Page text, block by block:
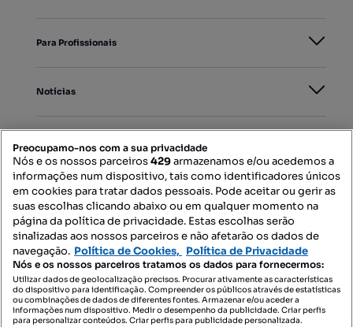
Para Profissionais
Notícias
Mapa do Site
Contacte-nos
SIGA-NOS:
Preocupamo-nos com a sua privacidade
Nós e os nossos parceiros429armazenamos e/ou acedemos a
informações num dispositivo, tais como identificadores únicos
em cookies para tratar dados pessoais. Pode aceitar ou gerir as
suas escolhas clicando abaixo ou em qualquer momento na
página da política de privacidade. Estas escolhas serão
sinalizadas aos nossos parceiros e não afetarão os dados de
navegação. Política de Cookies, Política de Privacidade
Nós e os nossos parceiros tratamos os dados para fornecermos:
Utilizar dados de geolocalização precisos. Procurar ativamente as características
do dispositivo para identificação. Compreender os públicos através de estatísticas
ou combinações de dados de diferentes fontes. Armazenar e/ou aceder a
informações num dispositivo. Medir o desempenho da publicidade. Criar perfis
para personalizar conteúdos. Criar perfis para publicidade personalizada.